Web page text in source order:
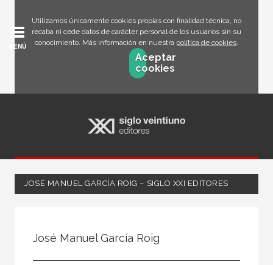
Utilizamos únicamente cookies propias con finalidad técnica, no
recaba ni cede datos de carácter personal de los usuarios sin su
conocimiento. Más información en nuestra política de cookies.
Aceptar
cookies
MENÚ
JOSÉ MANUEL GARCÍA ROIG – SIGLO XXI EDITORES
José Manuel García Roig